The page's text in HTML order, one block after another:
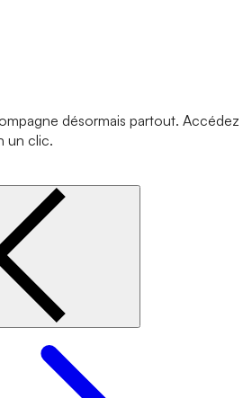
désormais partout. Accédez
un clic.